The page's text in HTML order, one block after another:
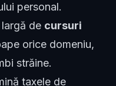
personal.
de cursuri
orice domeniu,
străine.
taxele de